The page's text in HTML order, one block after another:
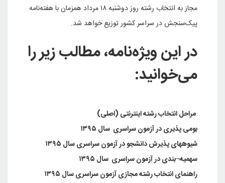
مجاز به انتخاب رشته روز دوشنبه ۱۸ مرداد همزمان با هفته‌نامه
پیک‌سنجش در سراسر کشور توزیع خواهد شد.
در این ویژه‌نامه، مطالب زیر را
می‌خوانید:
مراحل انتخاب رشته اینترنتی (اصلی)
بومی پذیری در آزمون سراسری سال ۱۳۹۵
شیوههای پذیرش دانشجو در آزمون سراسری سال ۱۳۹۵
سهمیه¬بندی در آزمون سراسری سال ۱۳۹۵
راهنمای انتخاب رشته مجازی آزمون سراسری سال ۱۳۹۵